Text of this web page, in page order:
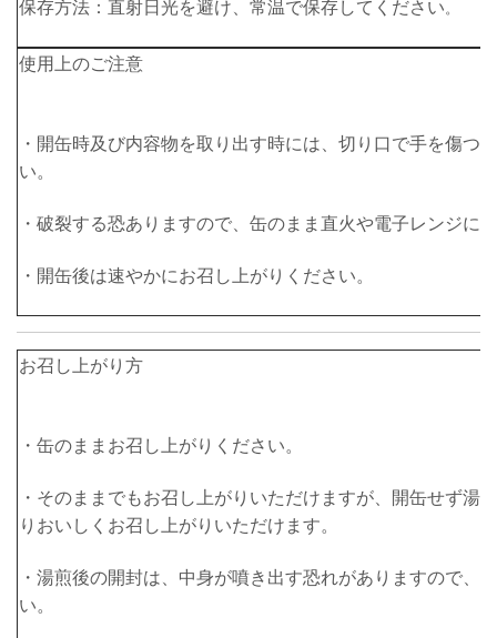
保存方法：直射日光を避け、常温で保存してください。
使用上のご注意
・開缶時及び内容物を取り出す時には、切り口で手を傷つ
い。
・破裂する恐ありますので、缶のまま直火や電子レンジに
・開缶後は速やかにお召し上がりください。
お召し上がり方
・缶のままお召し上がりください。
・そのままでもお召し上がりいただけますが、開缶せず湯
りおいしくお召し上がりいただけます。
・湯煎後の開封は、中身が噴き出す恐れがありますので、
い。